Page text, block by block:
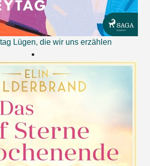
Lügen, die wir uns erzählen